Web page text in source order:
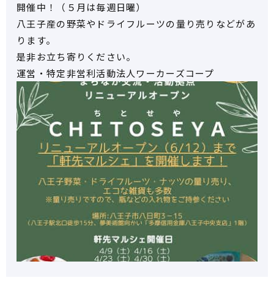
開催中！（５月は毎週日曜）
八王子産の野菜やドライフルーツの量り売りなどがあ
ります。
是非お立ち寄りください。
運営・特定非営利活動法人ワーカーズコープ